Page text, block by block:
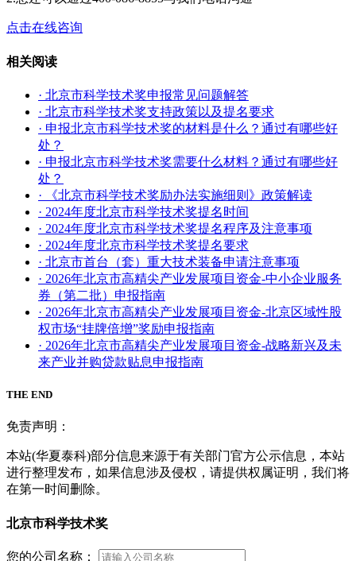
点击在线咨询
相关阅读
· 北京市科学技术奖申报常见问题解答
· 北京市科学技术奖支持政策以及提名要求
· 申报北京市科学技术奖的材料是什么？通过有哪些好
处？
· 申报北京市科学技术奖需要什么材料？通过有哪些好
处？
· 《北京市科学技术奖励办法实施细则》政策解读
· 2024年度北京市科学技术奖提名时间
· 2024年度北京市科学技术奖提名程序及注意事项
· 2024年度北京市科学技术奖提名要求
· 北京市首台（套）重大技术装备申请注意事项
· 2026年北京市高精尖产业发展项目资金-中小企业服务
券（第二批）申报指南
· 2026年北京市高精尖产业发展项目资金-北京区域性股
权市场“挂牌倍增”奖励申报指南
· 2026年北京市高精尖产业发展项目资金-战略新兴及未
来产业并购贷款贴息申报指南
THE END
免责声明：
本站(华夏泰科)部分信息来源于有关部门官方公示信息，本站
进行整理发布，如果信息涉及侵权，请提供权属证明，我们将
在第一时间删除。
北京市科学技术奖
您的公司名称：